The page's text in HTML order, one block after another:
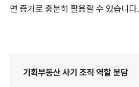
면 증거로 충분히 활용할 수 있습니다.